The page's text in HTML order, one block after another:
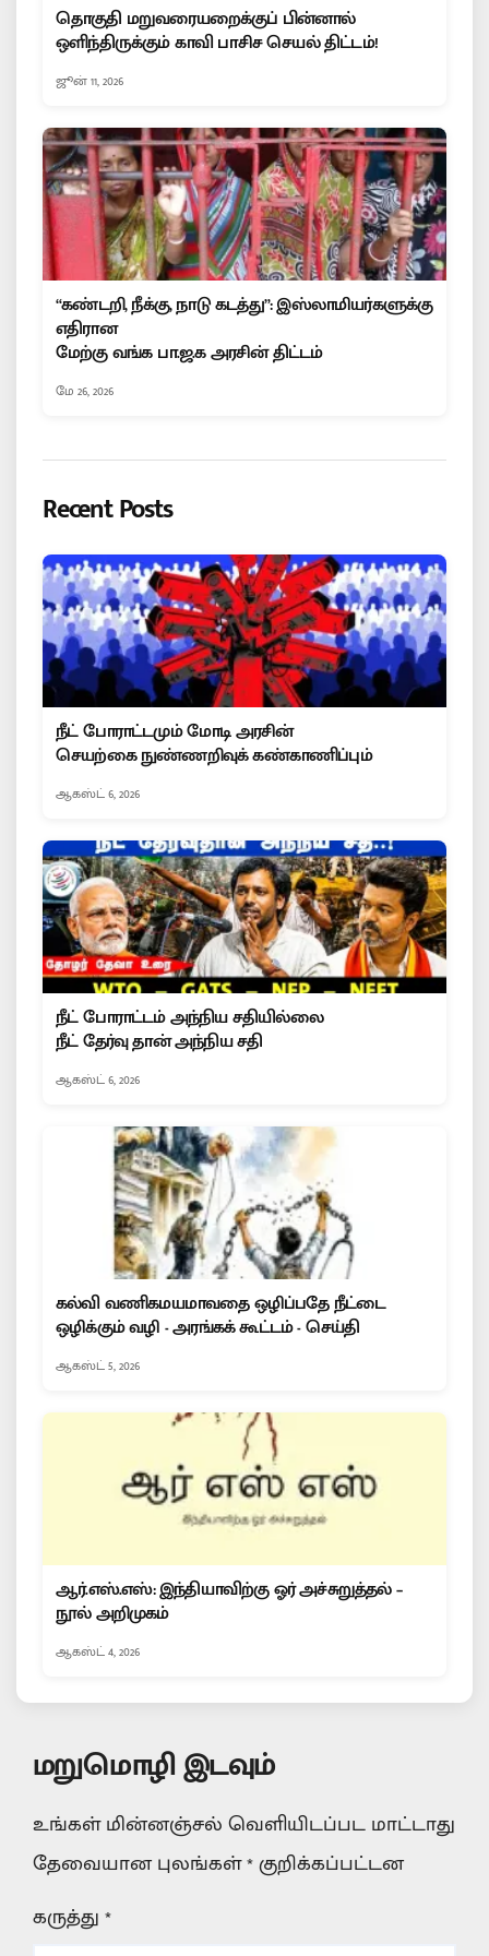
தொகுதி மறுவரையறைக்குப் பின்னால்
ஒளிந்திருக்கும் காவி பாசிச செயல் திட்டம்!
ஜூன் 11, 2026
“கண்டறி, நீக்கு, நாடு கடத்து”: இஸ்லாமியர்களுக்கு
எதிரான
மேற்கு வங்க பா.ஜ.க அரசின் திட்டம்
மே 26, 2026
Recent Posts
நீட் போராட்டமும் மோடி அரசின்
செயற்கை நுண்ணறிவுக் கண்காணிப்பும்
ஆகஸ்ட் 6, 2026
நீட் போராட்டம் அந்நிய சதியில்லை
நீட் தேர்வு தான் அந்நிய சதி
ஆகஸ்ட் 6, 2026
கல்வி வணிகமயமாவதை ஒழிப்பதே நீட்டை
ஒழிக்கும் வழி - அரங்கக் கூட்டம் - செய்தி
ஆகஸ்ட் 5, 2026
ஆர்.எஸ்.எஸ்: இந்தியாவிற்கு ஓர் அச்சுறுத்தல் –
நூல் அறிமுகம்
ஆகஸ்ட் 4, 2026
மறுமொழி இடவும்
உங்கள் மின்னஞ்சல் வெளியிடப்பட மாட்டாது
தேவையான புலங்கள்*குறிக்கப்பட்டன
கருத்து*